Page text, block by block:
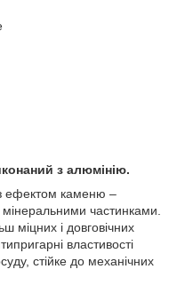
з алюмінію.
ефектом каменю –
частинками.
міцних і довговічних
властивості
стійке до механічних